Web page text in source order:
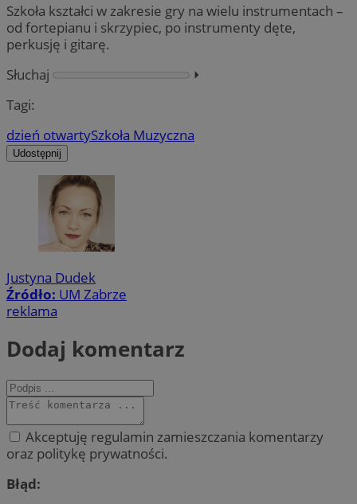
Szkoła kształci w zakresie gry na wielu instrumentach –
od fortepianu i skrzypiec, po instrumenty dęte,
perkusję i gitarę.
Słuchaj
⏵︎
Tagi:
dzień otwartySzkoła Muzyczna
Udostępnij
Justyna Dudek
Źródło: UM Zabrze
reklama
Dodaj komentarz
Akceptuję regulamin zamieszczania komentarzy
oraz politykę prywatności.
Błąd: